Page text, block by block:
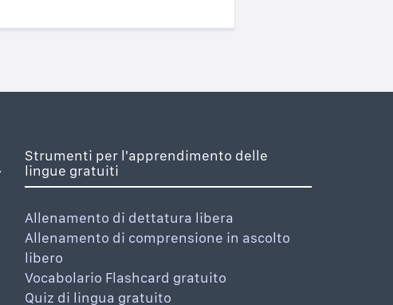
Strumenti per l'apprendimento delle
lingue gratuiti
Allenamento di dettatura libera
Allenamento di comprensione in ascolto
libero
Vocabolario Flashcard gratuito
Quiz di lingua gratuito